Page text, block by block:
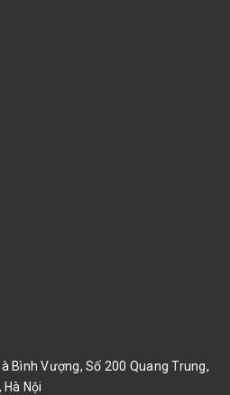
Bình Vượng, Số 200 Quang Trung,
Hà Nội